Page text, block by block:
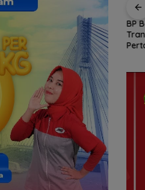
Gelombang Mundur
dari PWI Kepri
Berlanjut, Socrates
Ketua Pertama
Periode 2004–2008
Ikut Tinggalkan
Organisasi
BP